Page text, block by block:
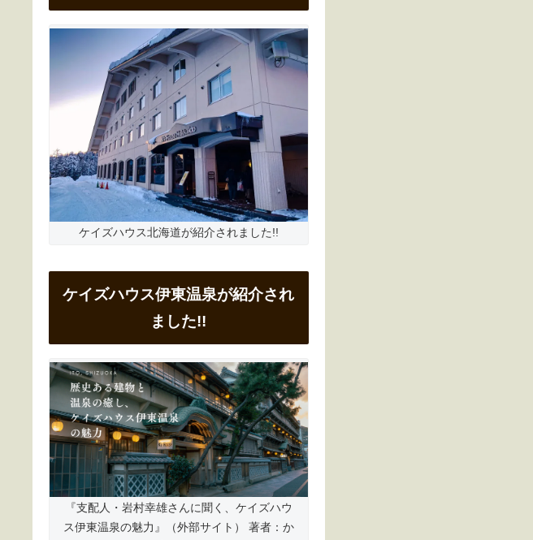
ケイズハウス北海道が紹介されました!!
ケイズハウス伊東温泉が紹介され
ました!!
『支配人・岩村幸雄さんに聞く、ケイズハウ
ス伊東温泉の魅力』（外部サイト） 著者：か